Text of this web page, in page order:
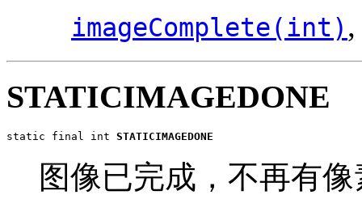
imageComplete(int)
STATICIMAGEDONE
static final int STATICIMAGEDONE
图像已完成，不再有